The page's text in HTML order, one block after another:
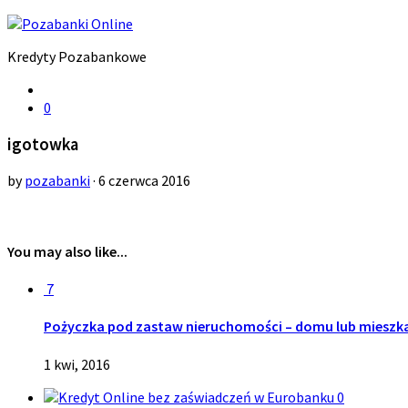
Kredyty Pozabankowe
0
igotowka
bypozabanki· 6 czerwca 2016
You may also like...
7
Pożyczka pod zastaw nieruchomości – domu lub
1 kwi, 2016
0